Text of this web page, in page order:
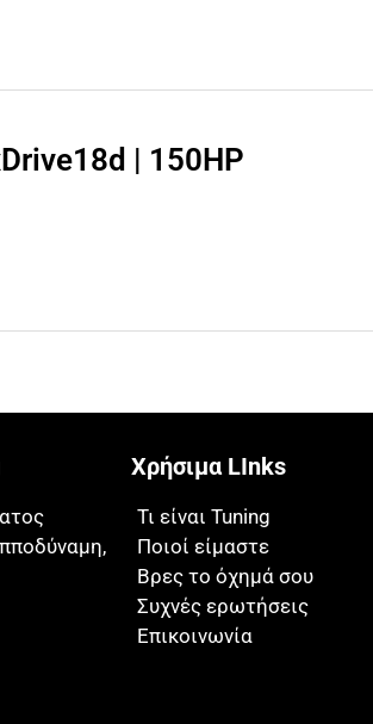
| 150HP
Χρήσιμα LInks
Τι είναι Tuning
Ποιοί είμαστε
Βρες το όχημά σου
Συχνές ερωτήσεις
Επικοινωνία